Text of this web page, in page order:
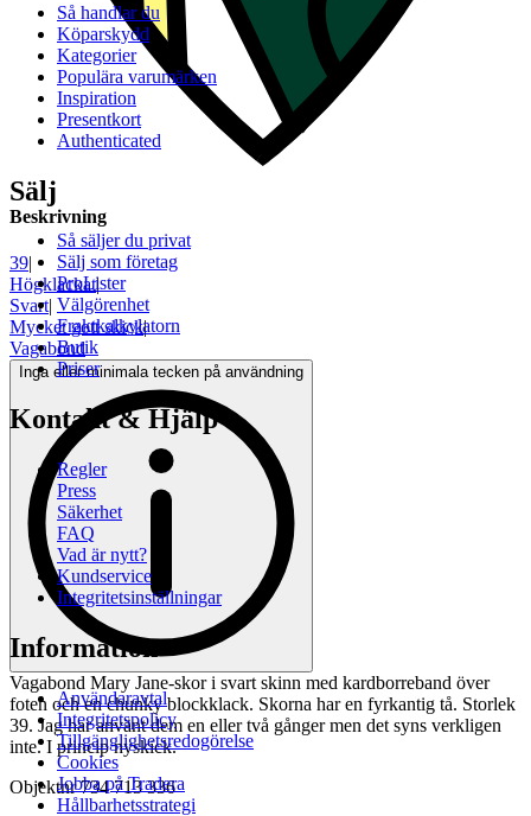
Beskrivning
39|
Högklackat|
Svart|
Mycket gott skick|
Vagabond
Inga eller minimala tecken på användning
Vagabond Mary Jane-skor i svart skinn med kardborreband över
foten och en chunky blockklack. Skorna har en fyrkantig tå. Storlek
39. Jag har använt dem en eller två gånger men det syns verkligen
inte. I princip nyskick.
Objektnr 734 713 336
Så handlar du
Köparskydd
Kategorier
Populära varumärken
Inspiration
Presentkort
Authenticated
Sälj
Så säljer du privat
Sälj som företag
ProLister
Välgörenhet
Fraktkalkylatorn
Butik
Priser
Kontakt & Hjälp
Regler
Press
Säkerhet
FAQ
Vad är nytt?
Kundservice
Integritetsinställningar
Information
Användaravtal
Integritetspolicy
Tillgänglighetsredogörelse
Cookies
Jobba på Tradera
Hållbarhetsstrategi